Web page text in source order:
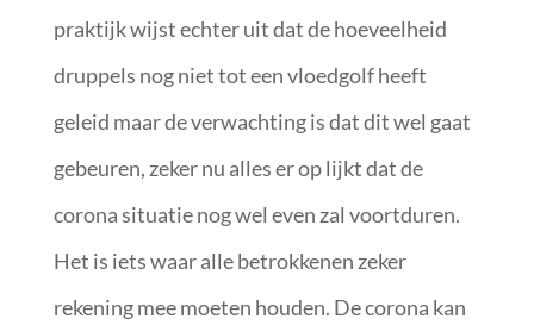
praktijk wijst echter uit dat de hoeveelheid
druppels nog niet tot een vloedgolf heeft
geleid maar de verwachting is dat dit wel gaat
gebeuren, zeker nu alles er op lijkt dat de
corona situatie nog wel even zal voortduren.
Het is iets waar alle betrokkenen zeker
rekening mee moeten houden. De corona kan